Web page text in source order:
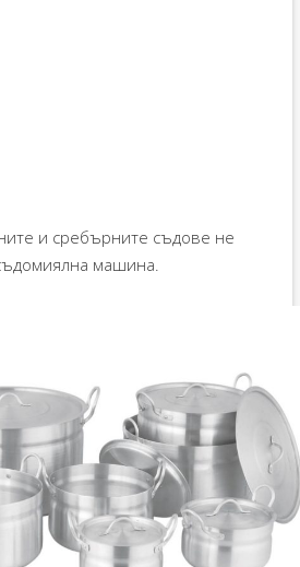
и сребърните съдове не
машина.